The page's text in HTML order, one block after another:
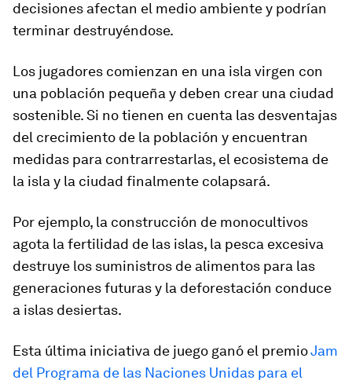
decisiones afectan el medio ambiente y podrían
terminar destruyéndose.
Los jugadores comienzan en una isla virgen con
una población pequeña y deben crear una ciudad
sostenible. Si no tienen en cuenta las desventajas
del crecimiento de la población y encuentran
medidas para contrarrestarlas, el ecosistema de
la isla y la ciudad finalmente colapsará.
Por ejemplo, la construcción de monocultivos
agota la fertilidad de las islas, la pesca excesiva
destruye los suministros de alimentos para las
generaciones futuras y la deforestación conduce
a islas desiertas.
Esta última iniciativa de juego ganó el premioJam
del Programa de las Naciones Unidas para el